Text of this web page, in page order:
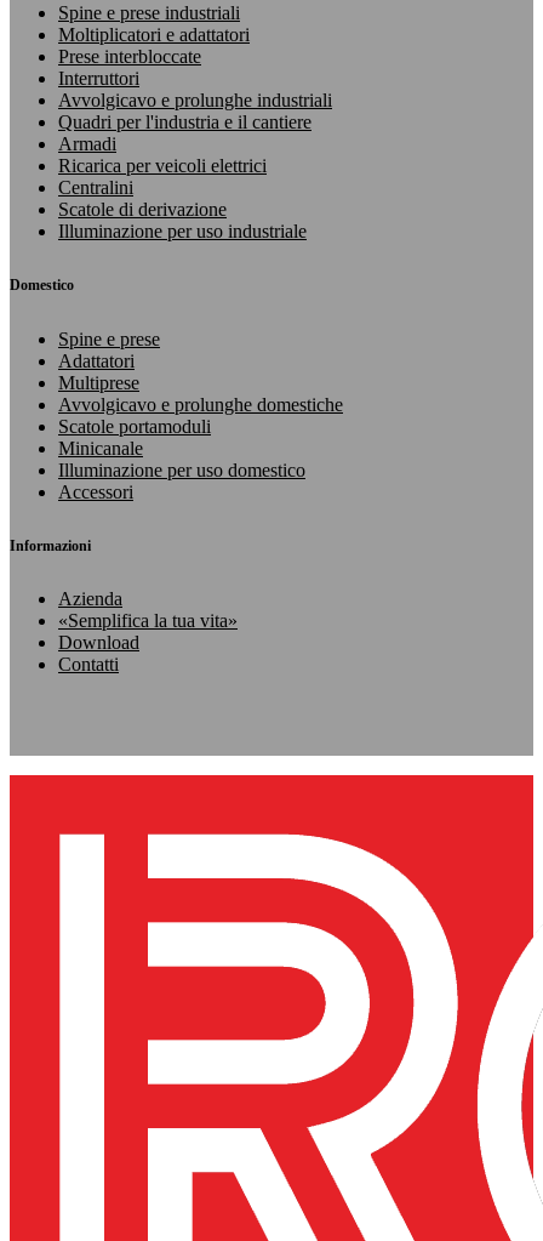
Spine e prese industriali
Moltiplicatori e adattatori
Prese interbloccate
Interruttori
Avvolgicavo e prolunghe industriali
Quadri per l'industria e il cantiere
Armadi
Ricarica per veicoli elettrici
Centralini
Scatole di derivazione
Illuminazione per uso industriale
Domestico
Spine e prese
Adattatori
Multiprese
Avvolgicavo e prolunghe domestiche
Scatole portamoduli
Minicanale
Illuminazione per uso domestico
Accessori
Informazioni
Azienda
«Semplifica la tua vita»
Download
Contatti